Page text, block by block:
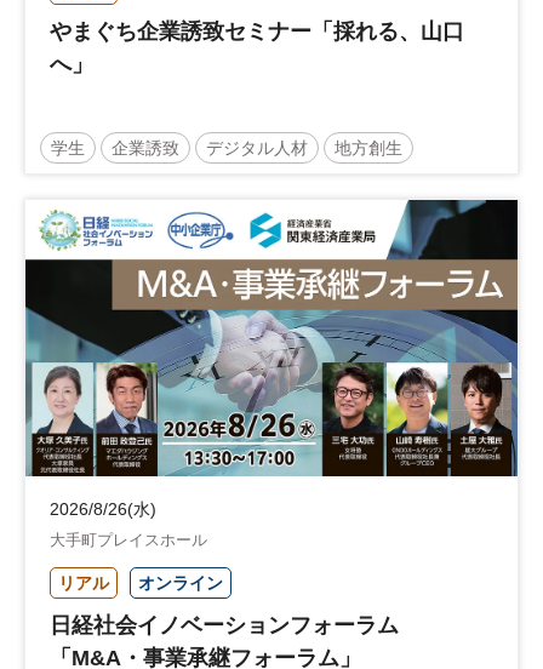
やまぐち企業誘致セミナー「採れる、山口
へ」
学生 企業誘致 デジタル人材 地方創生
地域活性化 自治体
2026/8/26(水)
大手町プレイスホール
リアル オンライン
日経社会イノベーションフォーラム
「M&A・事業承継フォーラム」